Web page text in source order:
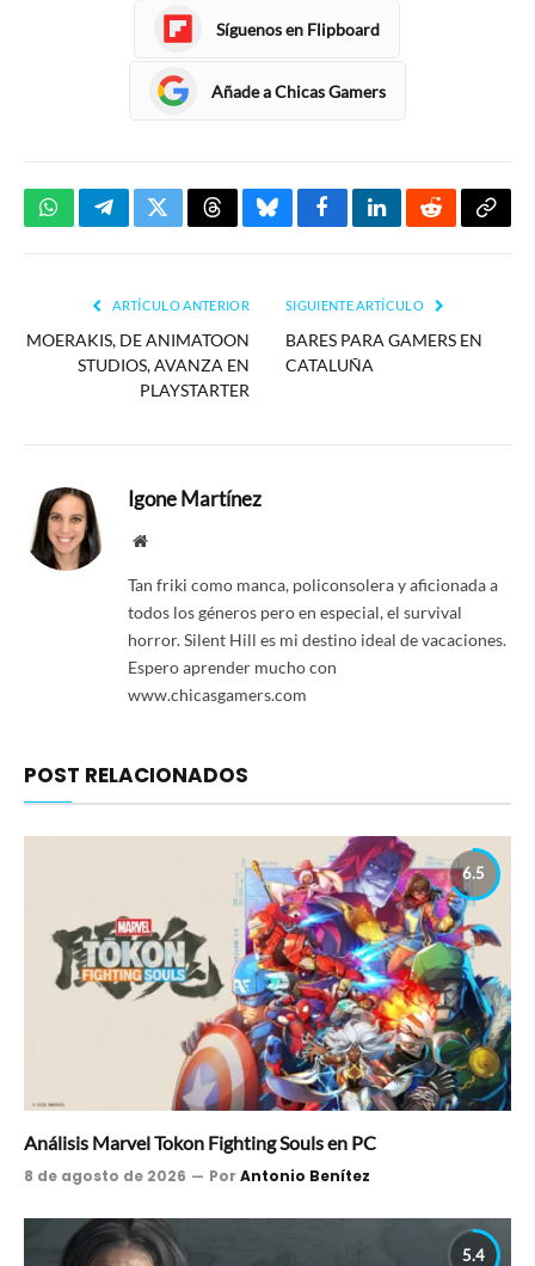
Síguenos en Flipboard
Añade a Chicas Gamers
WhatsAppTelegramTwitterThreadsBlueskyFacebookLinkedInReddit
ARTÍCULO ANTERIOR
MOERAKIS, DE ANIMATOON
STUDIOS, AVANZA EN
PLAYSTARTER
SIGUIENTE ARTÍCULO
BARES PARA GAMERS EN
CATALUÑA
Igone Martínez
Website
Tan friki como manca, policonsolera y aficionada a
todos los géneros pero en especial, el survival
horror. Silent Hill es mi destino ideal de vacaciones.
Espero aprender mucho con
www.chicasgamers.com
POST RELACIONADOS
6.5
Análisis Marvel Tokon Fighting Souls en PC
8 de agosto de 2026 Por Antonio Benítez
5.4